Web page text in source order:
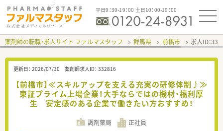
平日9：30-19：00 土日10：00-19：00
薬剤師の転職・求人サイト ファルマスタッフ 群馬県 前橋市 求人ID：
更新日： 2026/07/30 薬剤師求人ID： 332816
【前橋市】≪スキルアップを支える充実の研修体制♪≫
東証プライム上場企業！大手ならではの機材・福利厚
生 安定感のある企業で働きたい方おすすめ！
調剤薬局 正社員